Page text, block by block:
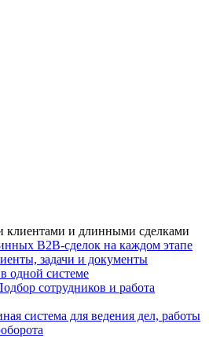
клиентами и длинными сделками
B2B-сделок на каждом этапе
задачи и документы
одной системе
сотрудников и работа
система для ведения дел, работы